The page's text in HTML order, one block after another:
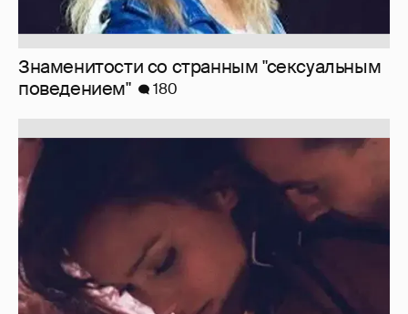
Знаменитости со странным "сексуальным
поведением"
180